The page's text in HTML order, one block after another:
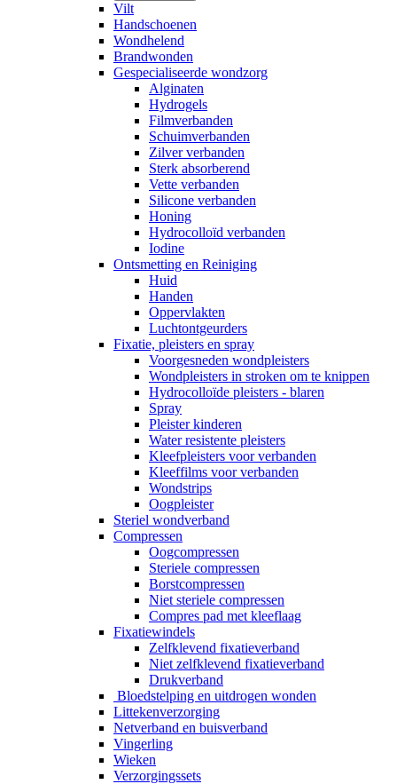
Vilt
Handschoenen
Wondhelend
Brandwonden
Gespecialiseerde wondzorg
Alginaten
Hydrogels
Filmverbanden
Schuimverbanden
Zilver verbanden
Sterk absorberend
Vette verbanden
Silicone verbanden
Honing
Hydrocolloïd verbanden
Iodine
Ontsmetting en Reiniging
Huid
Handen
Oppervlakten
Luchtontgeurders
Fixatie, pleisters en spray
Voorgesneden wondpleisters
Wondpleisters in stroken om te knippen
Hydrocolloïde pleisters - blaren
Spray
Pleister kinderen
Water resistente pleisters
Kleefpleisters voor verbanden
Kleeffilms voor verbanden
Wondstrips
Oogpleister
Steriel wondverband
Compressen
Oogcompressen
Steriele compressen
Borstcompressen
Niet steriele compressen
Compres pad met kleeflaag
Fixatiewindels
Zelfklevend fixatieverband
Niet zelfklevend fixatieverband
Drukverband
Bloedstelping en uitdrogen wonden
Littekenverzorging
Netverband en buisverband
Vingerling
Wieken
Verzorgingssets